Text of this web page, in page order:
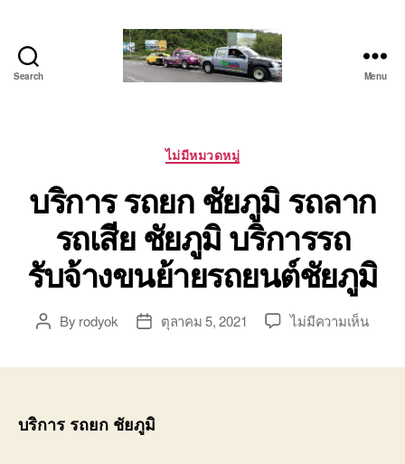
Search
วิน
ปาก
ร่วม
ศรีราชา
|
บริการ
รถ
สไลด์
รถ
เฮี๊ยบ
ชม.
Menu
Categories
ไม่มีหมวดหมู่
บริการ รถยก ชัยภูมิ รถลาก
รถเสีย ชัยภูมิ บริการรถ
รับจ้างขนย้ายรถยนต์ชัยภูมิ
PostBy rodyok
Postตุลาคม 5, 2021 ไม่มีความเห็นบน
บริการ รถยก ชัยภูมิ